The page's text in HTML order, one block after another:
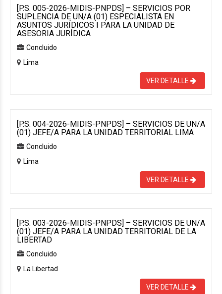
[P.S. 005-2026-MIDIS-PNPDS] – SERVICIOS POR
SUPLENCIA DE UN/A (01) ESPECIALISTA EN
ASUNTOS JURÍDICOS I PARA LA UNIDAD DE
ASESORIA JURÍDICA
Concluido
Lima
VER DETALLE
[P.S. 004-2026-MIDIS-PNPDS] – SERVICIOS DE UN/A
(01) JEFE/A PARA LA UNIDAD TERRITORIAL LIMA
Concluido
Lima
VER DETALLE
[P.S. 003-2026-MIDIS-PNPDS] – SERVICIOS DE UN/A
(01) JEFE/A PARA LA UNIDAD TERRITORIAL DE LA
LIBERTAD
Concluido
La Libertad
VER DETALLE